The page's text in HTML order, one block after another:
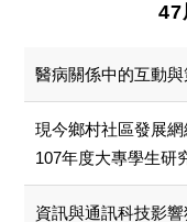
47
醫病關係中的互動
現今鄉村社區發展
107年度大專學生研
資訊與通訊科技影